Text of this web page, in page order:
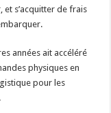
et s’acquitter de frais
années ait accéléré
physiques en
pour les